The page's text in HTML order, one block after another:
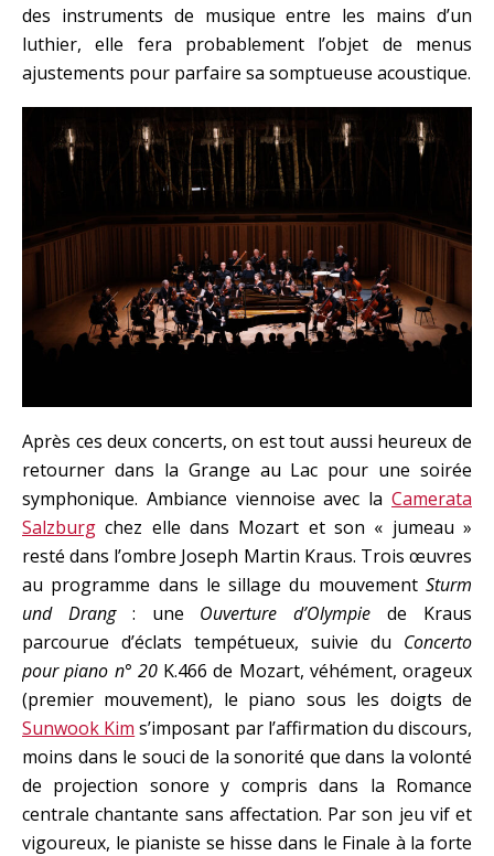
des instruments de musique entre les mains d’un
luthier, elle fera probablement l’objet de menus
ajustements pour parfaire sa somptueuse acoustique.
Après ces deux concerts, on est tout aussi heureux de
retourner dans la Grange au Lac pour une soirée
symphonique. Ambiance viennoise avec la Camerata
Salzburg chez elle dans Mozart et son « jumeau »
resté dans l’ombre Joseph Martin Kraus. Trois œuvres
au programme dans le sillage du mouvement Sturm
und Drang: une Ouverture d’Olympie de Kraus
parcourue d’éclats tempétueux, suivie du Concerto
pour piano n° 20K.466 de Mozart, véhément, orageux
(premier mouvement), le piano sous les doigts de
Sunwook Kim s’imposant par l’affirmation du discours,
moins dans le souci de la sonorité que dans la volonté
de projection sonore y compris dans la Romance
centrale chantante sans affectation. Par son jeu vif et
vigoureux, le pianiste se hisse dans le Finale à la forte